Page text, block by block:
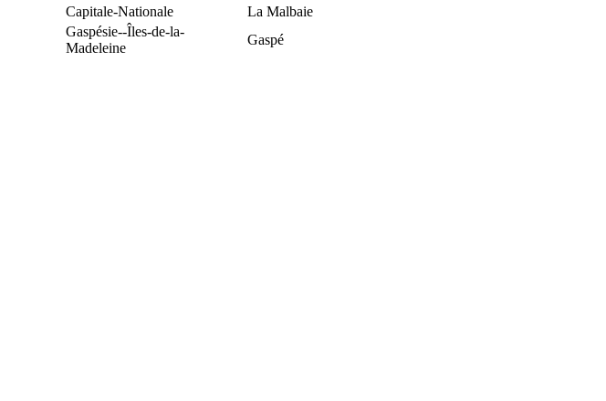
Capitale-Nationale
La Malbaie
Gaspésie--Îles-de-la-
Madeleine
Gaspé